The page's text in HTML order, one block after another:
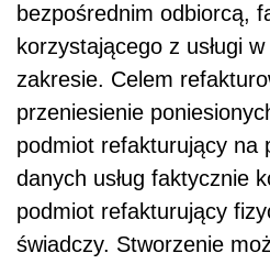
bezpośrednim odbiorcą,
korzystającego z usługi
zakresie. Celem
przeniesienie
podmiot refakturujący na
danych usług faktycznie
podmiot refakturujący
świadczy. Stworzenie